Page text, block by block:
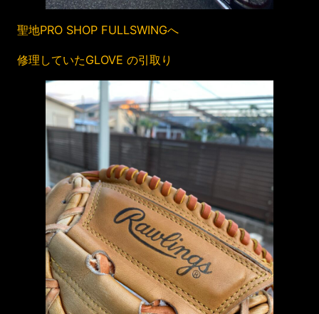
聖地PRO SHOP FULLSWINGへ
修理していたGLOVE の引取り